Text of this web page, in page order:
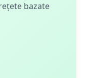
bazate